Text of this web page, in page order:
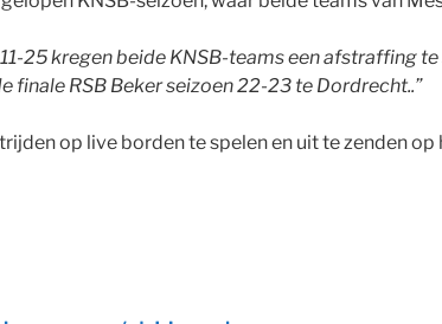
25 kregen beide KNSB-teams een afstraffing
finale RSB Beker seizoen 22-23 te Dordrecht..”
op live borden te spelen en uit te zenden